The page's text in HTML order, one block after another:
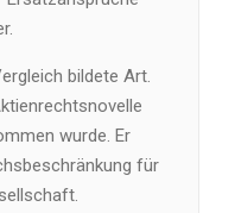
bildete Art.
wurde. Er
für